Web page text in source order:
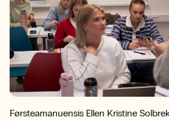
Førsteamanuensis Ellen Kristine